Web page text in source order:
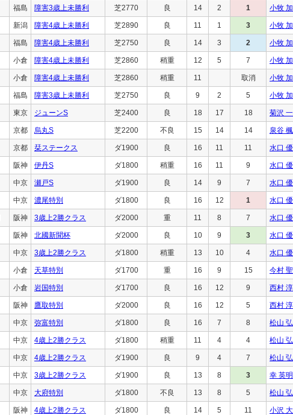
福島 障害3歳上未勝利 芝2770 良 14 2 1 小牧
新潟 障害4歳上未勝利 芝2890 良 11 1 3 小牧
福島 障害4歳上未勝利 芝2750 良 14 3 2 小牧
小倉 障害4歳上未勝利 芝2860 稍重 12 5 7 小牧
小倉 障害4歳上未勝利 芝2860 稍重 11 取消 小牧
福島 障害3歳上未勝利 芝2750 良 9 2 5 小牧
東京 ジューンS 芝2400 良 18 17 18 菊沢
京都 烏丸S 芝2200 不良 15 14 14 泉谷
京都 栞ステークス ダ1900 良 16 11 11 水口
阪神 伊丹S ダ1800 稍重 16 11 9 水口
中京 瀬戸S ダ1900 良 14 9 7 水口
中京 濃尾特別 ダ1800 良 16 12 1 水口
阪神 3歳上2勝クラス ダ2000 重 11 8 7 水口
阪神 北國新聞杯 ダ2000 良 10 9 3 水口
中京 3歳上2勝クラス ダ1800 稍重 13 10 4 水口
小倉 天草特別 ダ1700 重 16 9 15 今村
小倉 岩国特別 ダ1700 良 16 12 9 西村
阪神 鷹取特別 ダ2000 良 16 12 5 西村
中京 弥富特別 ダ1800 良 16 7 8 松山
中京 4歳上2勝クラス ダ1800 稍重 11 4 4 松山
中京 4歳上2勝クラス ダ1900 良 9 4 7 松山
中京 3歳上2勝クラス ダ1900 良 13 8 3 幸 英明
中京 大府特別 ダ1800 不良 13 8 5 松山
阪神 4歳上2勝クラス ダ1800 良 14 5 11 小沢